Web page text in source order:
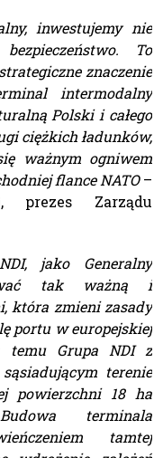
inwestujemy nie
To
znaczenie
intermodalny
Polski i całego
ciężkich ładunków,
ważnym ogniwem
flance NATO–
, prezes Zarządu
jako Generalny
tak ważną i
która zmieni zasady
portu w europejskiej
temu Grupa NDI z
terenie
powierzchni 18 ha
terminala
tamtej